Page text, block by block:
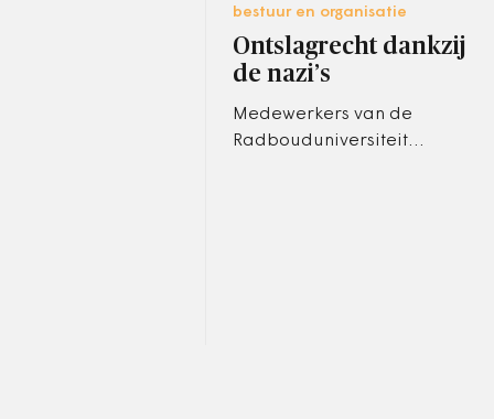
bestuur en organisatie
Ontslagrecht dankzij
de nazi’s
Medewerkers van de
Radbouduniversiteit